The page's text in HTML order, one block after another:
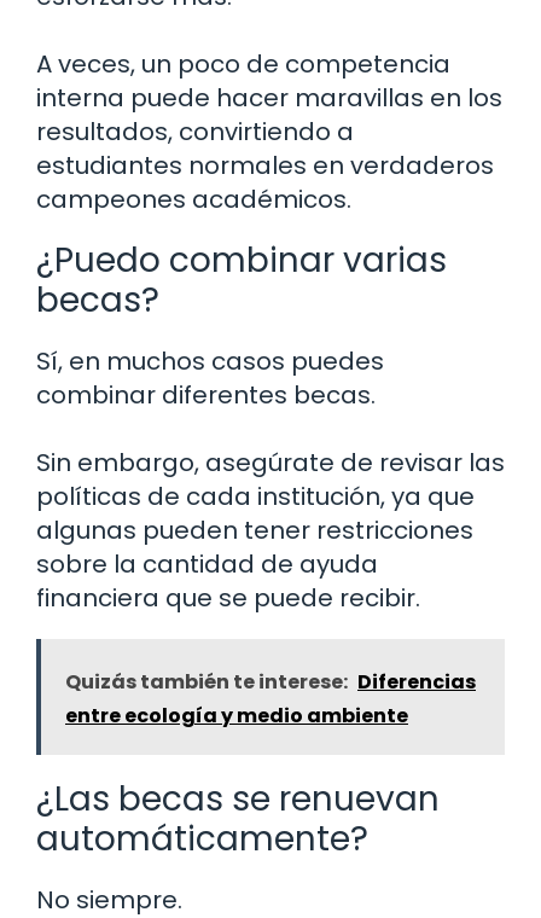
A veces, un poco de competencia
interna puede hacer maravillas en los
resultados, convirtiendo a
estudiantes normales en verdaderos
campeones académicos.
¿Puedo combinar varias
becas?
Sí, en muchos casos puedes
combinar diferentes becas.
Sin embargo, asegúrate de revisar las
políticas de cada institución, ya que
algunas pueden tener restricciones
sobre la cantidad de ayuda
financiera que se puede recibir.
Quizás también te interese: Diferencias
entre ecología y medio ambiente
¿Las becas se renuevan
automáticamente?
No siempre.